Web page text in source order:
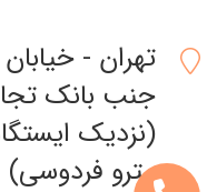
تهران -
(نزدیک
مترو فردوسی)